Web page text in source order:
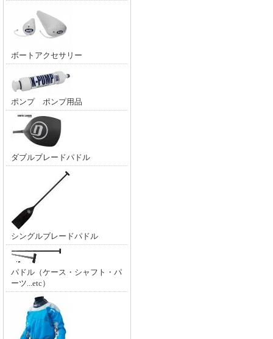
ボートアクセサリー
ポンプ ポンプ用品
ダブルブレードパドル
シングルブレードパドル
パドル（ケース・シャフト・パ
ーツ...etc）